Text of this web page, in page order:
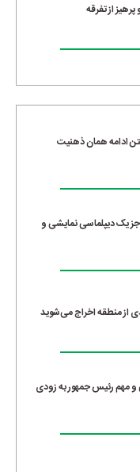
از تفرقه
ادامه همان ذهنیت
یک دیپلماسی نمایشی و
از منطقه اخراج می‌شوید
مهم رئیس جمهور به زودی